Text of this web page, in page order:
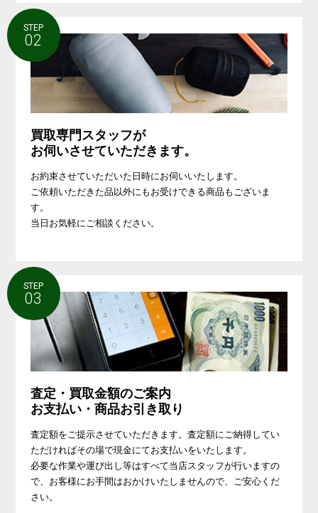
STEP
02
買取専門スタッフが
お伺いさせていただきます。
お約束させていただいた日時にお伺いいたします。
ご依頼いただきた品以外にもお受けできる商品もございま
す。
当日お気軽にご相談ください。
STEP
03
査定・買取金額のご案内
お支払い・商品お引き取り
査定額をご提示させていただきます。査定額にご納得してい
ただければその場で現金にてお支払いをいたします。
必要な作業や運び出し等はすべて当店スタッフが行いますの
で、お客様にお手間はおかけいたしませんので、ご安心くだ
さい。